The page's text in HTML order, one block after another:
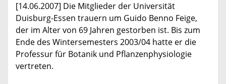
[14.06.2007] Die Mitglieder der Universität
Duisburg-Essen trauern um Guido Benno Feige,
der im Alter von 69 Jahren gestorben ist. Bis zum
Ende des Wintersemesters 2003/04 hatte er die
Professur für Botanik und Pflanzenphysiologie
vertreten.